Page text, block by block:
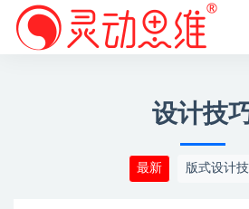
设计技
最新 版式设计
全部